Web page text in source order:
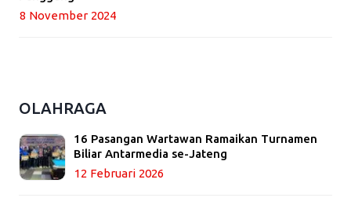
8 November 2024
OLAHRAGA
16 Pasangan Wartawan Ramaikan Turnamen
Biliar Antarmedia se-Jateng
12 Februari 2026